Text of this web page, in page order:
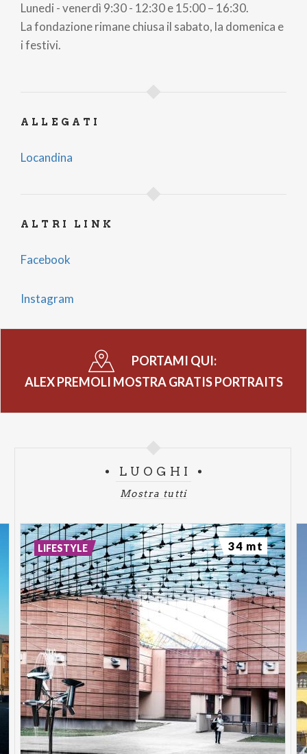
Lunedi - venerdì 9:30 - 12:30 e 15:00 – 16:30.
La fondazione rimane chiusa il sabato, la domenica e
i festivi.
ALLEGATI
Locandina
ALTRI LINK
Facebook
Instagram
PORTAMI QUI:
ALEX PREMOLI MOSTRA GRATIS PORTRAITS
LUOGHI
Mostra tutti
LIFESTYLE 34 mt